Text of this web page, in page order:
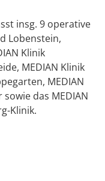
insg. 9 operative
Lobenstein,
Klinik
MEDIAN Klinik
MEDIAN
sowie das MEDIAN
Klinik.